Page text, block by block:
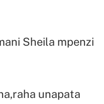
Sheila mpenzi
unapata